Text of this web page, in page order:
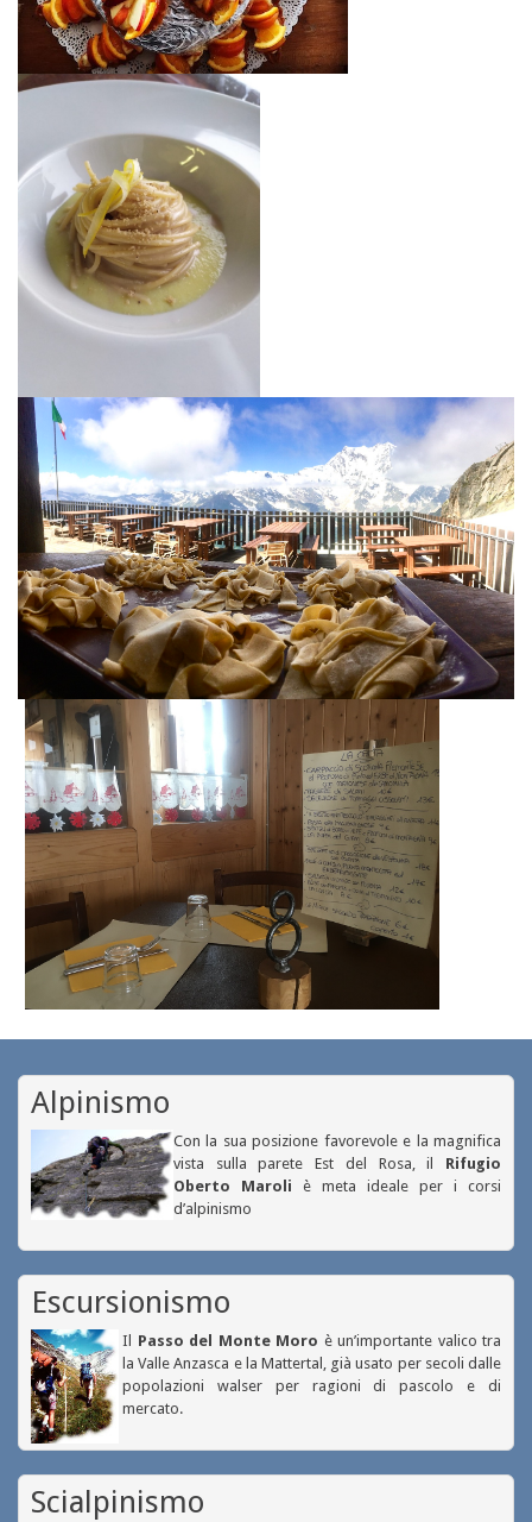
Alpinismo
Con la sua posizione favorevole e la magnifica
vista sulla parete Est del Rosa, il Rifugio
Oberto Maroli è meta ideale per i corsi
d’alpinismo
Escursionismo
Il Passo del Monte Moro è un’importante valico tra
la Valle Anzasca e la Mattertal, già usato per secoli dalle
popolazioni walser per ragioni di pascolo e di
mercato.
Scialpinismo